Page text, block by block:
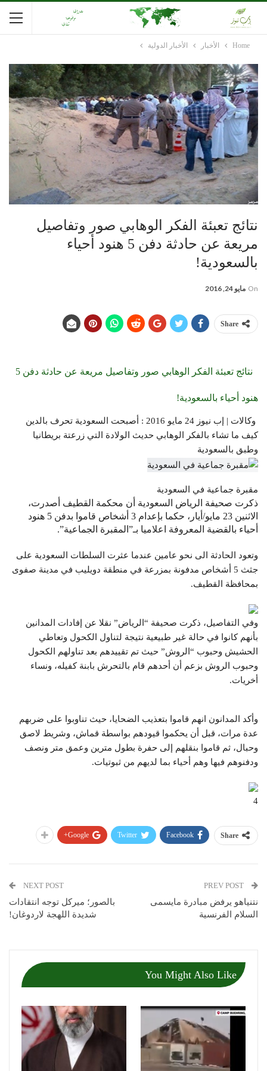
Home الأخبار الأخبار الدولية
نتائج تعبئة الفكر الوهابي صور وتفاصيل
مريعة عن حادثة دفن 5 هنود أحياء
بالسعودية!
On مايو 24, 2016
Share
نتائج تعبئة الفكر الوهابي صور وتفاصيل مريعة عن حادثة دفن 5
هنود أحياء بالسعودية!
وكالات | إب نيوز 24 مايو 2016 : أصبحت السعودية تحرف بالدين
كيف ما تشاء بالفكر الوهابي حديث الولادة التي زرعتة بريطانيا
وطبق بالسعودية
مقبرة جماعية في السعودية
ذكرت صحيفة الرياض السعودية أن محكمة القطيف أصدرت،
الاثنين 23 مايو/أيار، حكما بإعدام 3 أشخاص قاموا بدفن 5 هنود
أحياء بالقضية المعروفة اعلاميا بـ”المقبرة الجماعية”.
وتعود الحادثة الى نحو عامين عندما عثرت السلطات السعودية على
جثث 5 أشخاص مدفونة بمزرعة في منطقة دويليب في مدينة صفوى
بمحافظة القطيف.
وفي التفاصيل، ذكرت صحيفة “الرياض” نقلا عن إفادات المدانين
بأنهم كانوا في حالة غير طبيعية نتيجة لتناول الكحول وتعاطي
الحشيش وحبوب “الروش” حيث تم تقييدهم بعد تناولهم الكحول
وحبوب الروش بزعم أن أحدهم قام بالتحرش بابنة كفيله، ونساء
أخريات.
وأكد المدانون انهم قاموا بتعذيب الضحايا، حيث تناوبوا على ضربهم
عدة مرات، قبل أن يحكموا قيودهم بواسطة قماش، وشريط لاصق
وحبال، ثم قاموا بنقلهم إلى حفرة بطول مترين وعمق متر ونصف
ودفنوهم فيها وهم أحياء بما لديهم من ثبوتيات.
4
Share
Facebook
Twitter
Google+
نتنياهو يرفض مبادرة مايسمى
السلام الفرنسية
NEXT POST
بالصور؛ ميركل توجه انتقادات
شديدة اللهجة لاردوغان!
You Might Also Like